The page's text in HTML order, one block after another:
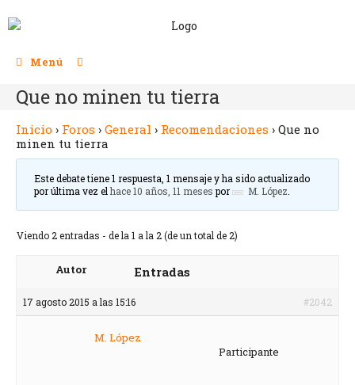
Menú
Que no minen tu tierra
Inicio › Foros › General › Recomendaciones › Que no
minen tu tierra
Este debate tiene 1 respuesta, 1 mensaje y ha sido actualizado
por última vez el hace 10 años, 11 mesespor M. López
Viendo 2 entradas - de la 1 a la 2 (de un total de 2)
Autor Entradas
17 agosto 2015 a las 15:16 #2042
M. López
Participante